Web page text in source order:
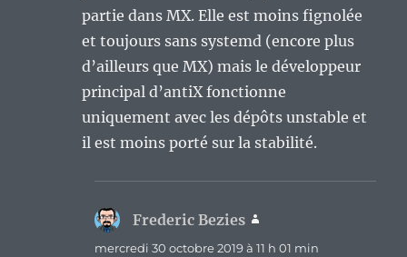
partie dans MX. Elle est moins fignolée
et toujours sans systemd (encore plus
d’ailleurs que MX) mais le développeur
principal d’antiX fonctionne
uniquement avec les dépôts unstable et
il est moins porté sur la stabilité.
Frederic Bezies
mercredi 30 octobre 2019 à 11 h 01 min